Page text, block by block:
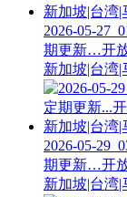
2026-05-
期更新…开
新加坡|台湾
2026-05-
期更新…开
新加坡|台湾